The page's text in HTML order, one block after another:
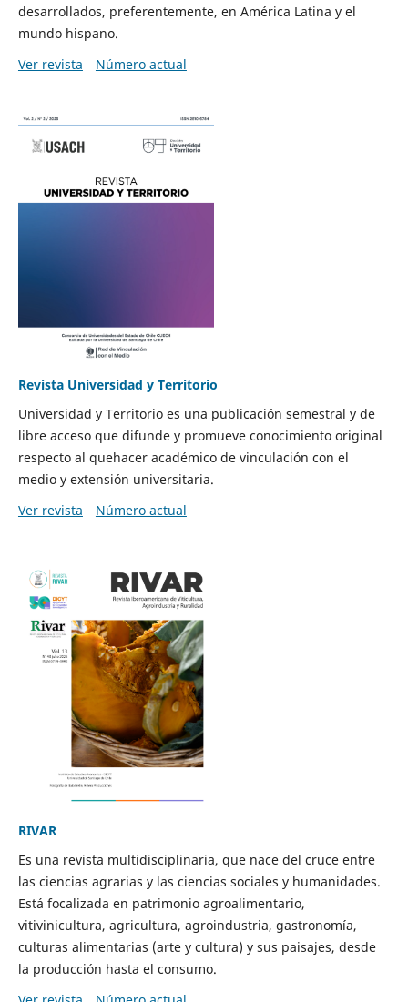
desarrollados, preferentemente, en América Latina y el
mundo hispano.
Ver revista
Número actual
Revista Universidad y Territorio
Universidad y Territorio es una publicación semestral y de
libre acceso que difunde y promueve conocimiento original
respecto al quehacer académico de vinculación con el
medio y extensión universitaria.
Ver revista
Número actual
RIVAR
Es una revista multidisciplinaria, que nace del cruce entre
las ciencias agrarias y las ciencias sociales y humanidades.
Está focalizada en patrimonio agroalimentario,
vitivinicultura, agricultura, agroindustria, gastronomía,
culturas alimentarias (arte y cultura) y sus paisajes, desde
la producción hasta el consumo.